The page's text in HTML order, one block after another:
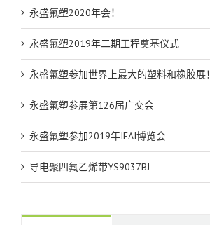
永盛氟塑2020年会！
永盛氟塑2019年二期工程奠基仪式
永盛氟塑参加世界上最大的塑料和橡胶展！
永盛氟塑参展第126届广交会
永盛氟塑参加2019年IFAI博览会
导电聚四氟乙烯带YS9037BJ